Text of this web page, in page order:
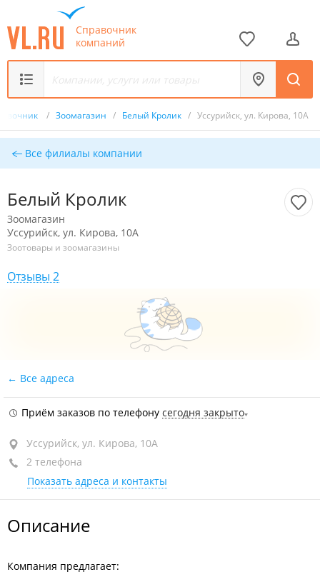
Справочник
компаний
/ Зоомагазин / Белый Кролик / Уссурийск, ул. Кирова, 10А
Все филиалы компании
Белый Кролик
Зоомагазин
Уссурийск, ул. Кирова, 10А
Зоотовары и зоомагазины
Отзывы 2
Все адреса
Приём заказов по телефону сегодня закрыто
Уссурийск, ул. Кирова, 10А
2 телефона
Показать адреса и контакты
Описание
Компания предлагает: